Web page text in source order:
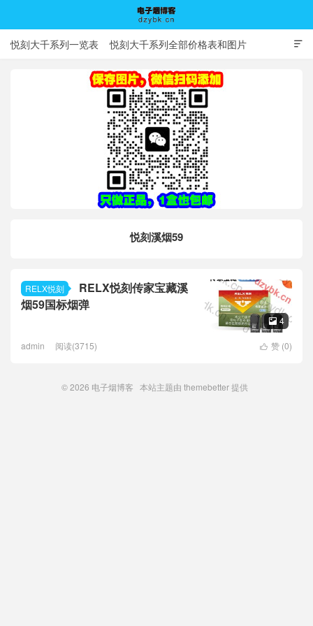
电子烟博客

悦刻大千系列一览表 悦刻大千系列全部价格表和图片
悦刻溪烟59
RELX悦刻
RELX悦刻传家宝藏溪
烟59国标烟弹
 4
 赞 (0)
admin 阅读(3715)
© 2026 电子烟博客 本站主题由 themebetter提供